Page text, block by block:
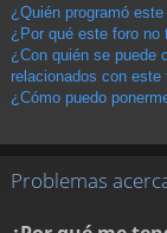
¿Quién programó este
¿Por qué este foro no
¿Con quién se puede
relacionados con este
¿Cómo puedo
Problemas